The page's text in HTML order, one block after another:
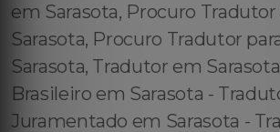
em Sarasota, Procuro
Sarasota, Procuro Tradutor
Sarasota, Tradutor em
Brasileiro em Sarasota -
Juramentado em Sarasota -